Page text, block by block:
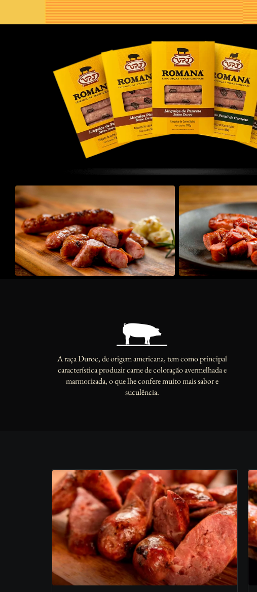
A raça Duroc, de origem americana, tem como principal
característica produzir carne de coloração avermelhada e
marmorizada, o que lhe confere muito mais sabor e
suculência.